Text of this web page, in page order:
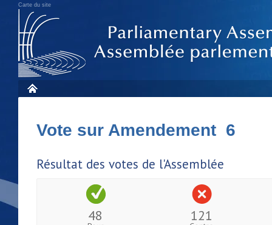
Carte du site
Vote sur Amendement 6
Résultat des votes de l'Assemblée
48 121